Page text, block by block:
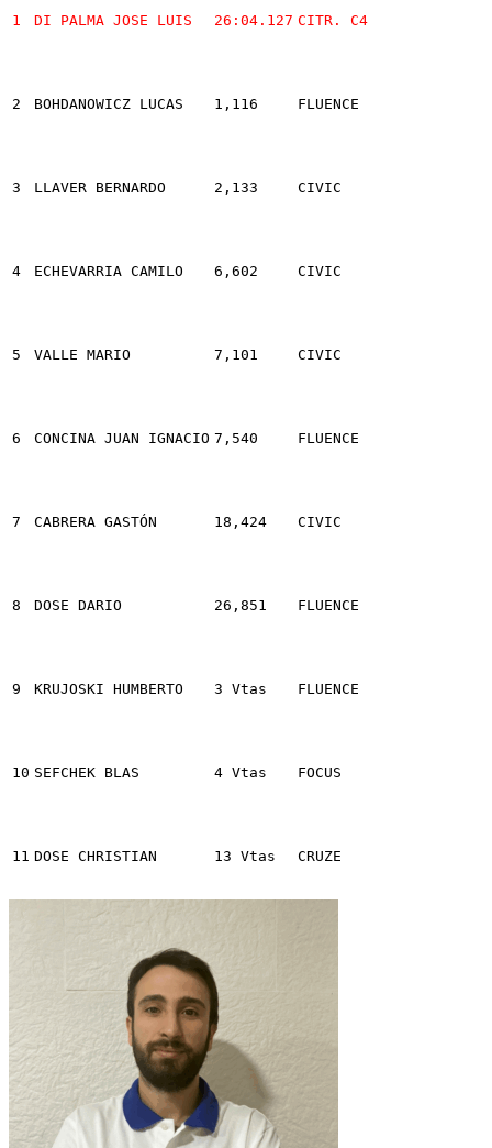
1 DI PALMA JOSE LUIS 26:04.127 CITR. C4
2 BOHDANOWICZ LUCAS 1,116 FLUENCE
3 LLAVER BERNARDO 2,133 CIVIC
4 ECHEVARRIA CAMILO 6,602 CIVIC
5 VALLE MARIO 7,101 CIVIC
6 CONCINA JUAN IGNACIO 7,540 FLUENCE
7 CABRERA GASTÓN 18,424 CIVIC
8 DOSE DARIO 26,851 FLUENCE
9 KRUJOSKI HUMBERTO 3 Vtas FLUENCE
10 SEFCHEK BLAS 4 Vtas FOCUS
11 DOSE CHRISTIAN 13 Vtas CRUZE